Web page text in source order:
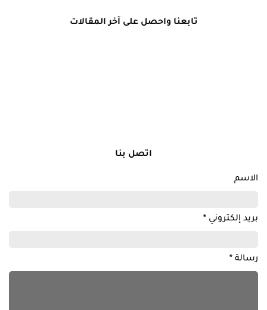
تابعنا واحصل على آخر المقالات
اتصل بنا
الاسم
بريد إلكتروني *
رسالة *